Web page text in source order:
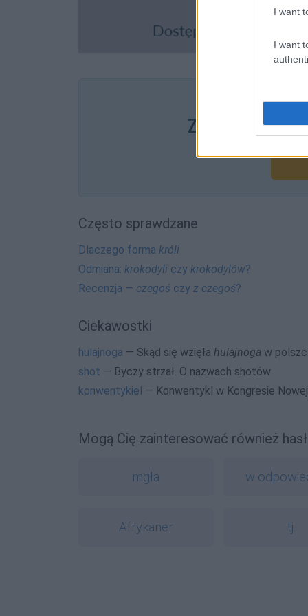
I want
I want
Pozostały
Zobacz, co
Często sprawdzane
Dlaczego forma króli
Odmiana: krokodyli czy krokodylów?
Recenzja — czegoś czy z czegoś?
Ciekawostki
hulajnoga — Skąd się wzięła hulajnoga w
shot — Byczy strzał. O nazwach shotów
konwentykiel — Konwentykl w Kongresie
Mogą Cię zainteresować również
mgła w
Afrykaner tj.